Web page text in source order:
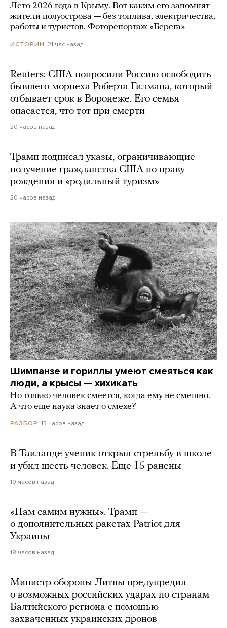
Лето 2026 года в Крыму. Вот каким его запомнят
жители полуострова — без топлива, электричества,
работы и туристов. Фоторепортаж «Берега»
ИСТОРИИ 21 час назад
Reuters: США попросили Россию освободить
бывшего морпеха Роберта Гилмана, который
отбывает срок в Воронеже. Его семья
опасается, что тот при смерти
20 часов назад
Трамп подписал указы, ограничивающие
получение гражданства США по праву
рождения и «родильный туризм»
20 часов назад
Шимпанзе и гориллы умеют смеяться как
люди, а крысы — хихикать
Но только человек смеется, когда ему не смешно.
А что еще наука знает о смехе?
РАЗБОР 15 часов назад
В Таиланде ученик открыл стрельбу в школе
и убил шесть человек. Еще 15 ранены
19 часов назад
«Нам самим нужны». Трамп —
о дополнительных ракетах Patriot для
Украины
18 часов назад
Министр обороны Литвы предупредил
о возможных российских ударах по странам
Балтийского региона с помощью
захваченных украинских дронов